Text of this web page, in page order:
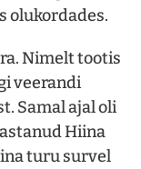
olukordades.
Nimelt tootis
veerandi
Samal ajal oli
Hiina
turu survel